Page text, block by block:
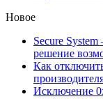
Новое
Secure
решение
Как
Исключение